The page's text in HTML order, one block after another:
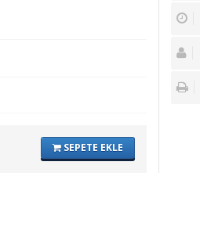
SEPETE EKLE